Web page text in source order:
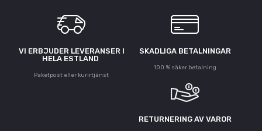
VI ERBJUDER LEVERANSER I
HELA ESTLAND
Paketpost eller kurirtjänst
SKADLIGA BETALNINGAR
100 % säker betalning
RETURNERING AV VAROR